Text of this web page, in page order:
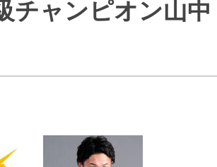
加入特典
ャンピオン山